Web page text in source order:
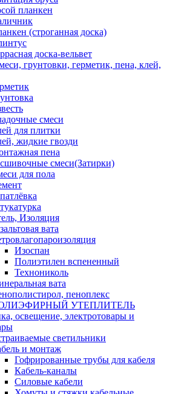
планкен
(строганная доска)
доска-вельвет
грунтовки, герметик, пена, клей,
смеси
для плитки
жидкие гвозди
пена
смеси(Затирки)
для пола
Изоляция
вата
Изоспан
Полиэтилен вспененный
Технониколь
вата
пеноплекс
УТЕПЛИТЕЛЬ
освещение, электротовары и
светильники
и монтаж
Гофрированные трубы для кабеля
Кабель-каналы
Силовые кабели